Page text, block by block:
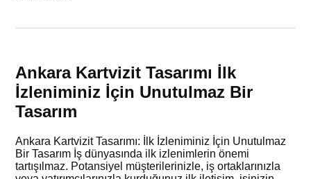
Ankara Kartvizit Tasarımı İlk
İzleniminiz İçin Unutulmaz Bir
Tasarım
Ankara Kartvizit Tasarımı: İlk İzleniminiz İçin Unutulmaz
Bir Tasarım İş dünyasında ilk izlenimlerin önemi
tartışılmaz. Potansiyel müşterilerinizle, iş ortaklarınızla